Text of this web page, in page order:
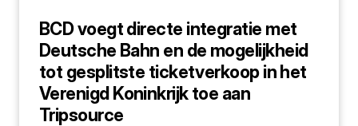
BCD voegt directe integratie met
Deutsche Bahn en de mogelijkheid
tot gesplitste ticketverkoop in het
Verenigd Koninkrijk toe aan
Tripsource